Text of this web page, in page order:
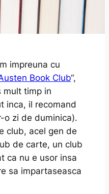
impreuna cu
Book Club“,
mult timp in
inca, il recomand
o zi de duminica).
club, acel gen de
de carte, un club
ca nu e usor insa
sa impartaseasca